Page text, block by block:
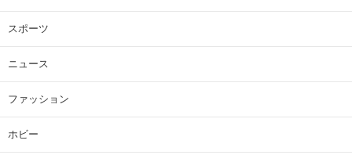
スポーツ
ニュース
ファッション
ホビー